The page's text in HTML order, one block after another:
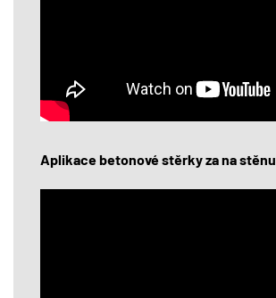
Aplikace betonové stěrky za na stěnu